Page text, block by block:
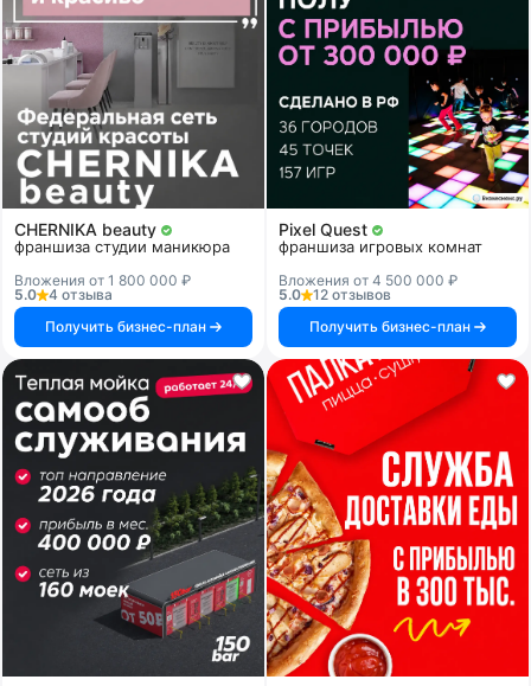
CHERNIKA beauty
франшиза студии маникюра
Вложения от 1 800 000 ₽
5.0
4 отзыва
Получить бизнес-план
Pixel Quest
франшиза игровых комнат
Вложения от 4 500 000 ₽
5.0
12 отзывов
Получить бизнес-план